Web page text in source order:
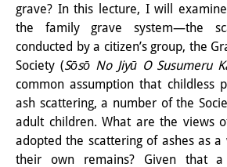
日本におけるサス
研究クラスター
デジタル・トラン
ション
研究クラスター
grave? In this lecture, I will
the family grave system—the
conducted by a citizen’s group, the
Society (Sōsō No Jiyū O Susumeru
common assumption that childless
ash scattering, a number of the
adult children. What are the views
adopted the scattering of ashes as
their own remains? Given that